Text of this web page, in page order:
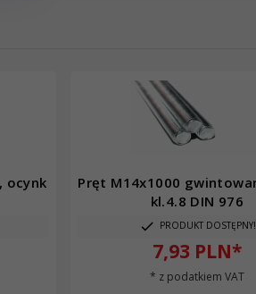
ocynk
Pręt M14x1000
kl.4.8 DIN 976
PRODUKT DOSTĘPNY!
7,93 PLN*
* z podatkiem VAT